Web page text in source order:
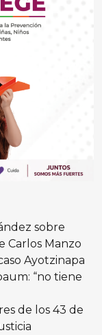
sobre
Carlos Manzo
Ayotzinapa
“no tiene
de los 43 de